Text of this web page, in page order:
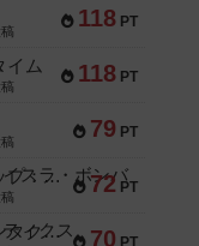
118 PT
118 PT
イム
79 PT
72 PT
キャプテン・フリップ：イスラ・ボンバ
70 PT
メメントオンラインタクティクス